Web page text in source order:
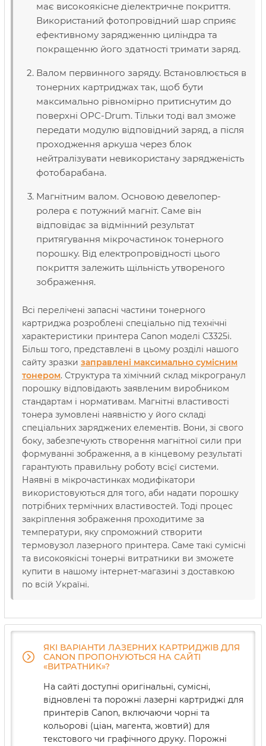
має високоякісне діелектричне покриття.
Використаний фотопровідний шар сприяє
ефективному зарядженню циліндра та
покращенню його здатності тримати заряд.
Валом первинного заряду. Встановлюється в
тонерних картриджах так, щоб бути
максимально рівномірно притиснутим до
поверхні OPC-Drum. Тільки тоді вал зможе
передати модулю відповідний заряд, а після
проходження аркуша через блок
нейтралізувати невикористану зарядженість
фотобарабана.
Магнітним валом. Основою девелопер-
ролера є потужний магніт. Саме він
відповідає за відмінний результат
притягування мікрочастинок тонерного
порошку. Від електропровідності цього
покриття залежить щільність утвореного
зображення.
Всі перелічені запасні частини тонерного
картриджа розроблені спеціально під технічні
характеристики принтера Canon моделі C3325i.
Більш того, представлені в цьому розділі нашого
сайту зразки заправлені максимально сумісним
тонером. Структура та хімічний склад мікрогранул
порошку відповідають заявленим виробником
стандартам і нормативам. Магнітні властивості
тонера зумовлені наявністю у його складі
спеціальних заряджених елементів. Вони, зі свого
боку, забезпечують створення магнітної сили при
формуванні зображення, а в кінцевому результаті
гарантують правильну роботу всієї системи.
Наявні в мікрочастинках модифікатори
використовуються для того, аби надати порошку
потрібних термічних властивостей. Тоді процес
закріплення зображення проходитиме за
температури, яку спроможний створити
термовузол лазерного принтера. Саме такі сумісні
та високоякісні тонерні витратники ви зможете
купити в нашому інтернет-магазині з доставкою
по всій Україні.
ЯКІ ВАРІАНТИ ЛАЗЕРНИХ КАРТРИДЖІВ ДЛЯ
CANON ПРОПОНУЮТЬСЯ НА САЙТІ
«ВИТРАТНИК»?
На сайті доступні оригінальні, сумісні,
відновлені та порожні лазерні картриджі для
принтерів Canon, включаючи чорні та
кольорові (ціан, магента, жовтий) для
текстового чи графічного друку. Порожні